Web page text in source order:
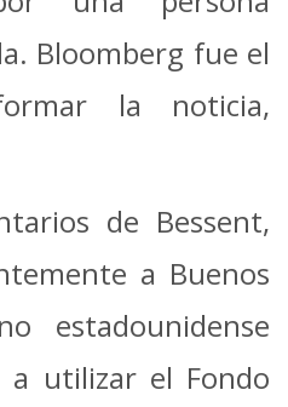
Bloomberg fue el
la noticia,
de Bessent,
a Buenos
estadounidense
a utilizar el Fondo